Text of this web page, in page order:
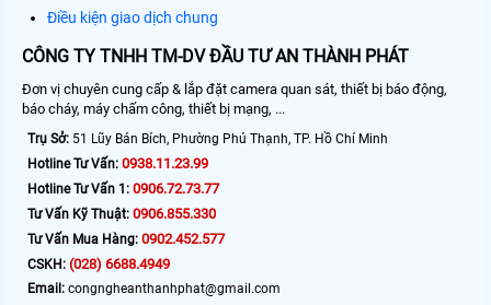
Điều kiện giao dịch chung
CÔNG TY TNHH TM-DV ĐẦU TƯ AN THÀNH PHÁT
Đơn vị chuyên cung cấp & lắp đặt camera quan sát, thiết bị báo động,
báo cháy, máy chấm công, thiết bị mạng, ...
Trụ Sở: 51 Lũy Bán Bích, Phường Phú Thạnh, TP. Hồ Chí Minh
Hotline Tư Vấn: 0938.11.23.99
Hotline Tư Vấn 1: 0906.72.73.77
Tư Vấn Kỹ Thuật: 0906.855.330
Tư Vấn Mua Hàng: 0902.452.577
CSKH: (028) 6688.4949
Email: congngheanthanhphat@gmail.com